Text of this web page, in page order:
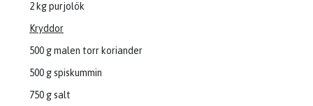
2 kg purjolök
Kryddor
500 g malen torr koriander
500 g spiskummin
750 g salt